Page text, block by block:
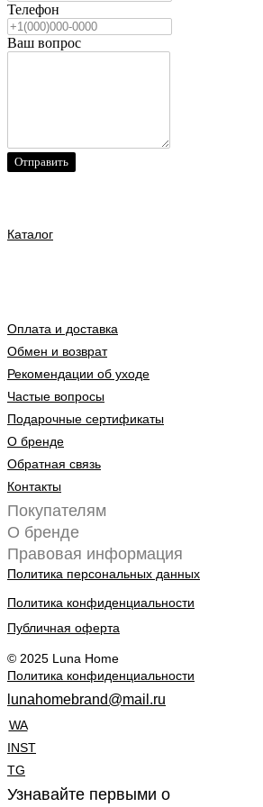
Каталог
Оплата и доставка
Обмен и возврат
Рекомендации об уходе
Частые вопросы
Подарочные сертификаты
О бренде
Обратная связь
Контакты
Покупателям
О бренде
Правовая информация
Политика персональных данных
Политика конфиденциальности
Публичная оферта
© 2025 Luna Home
Политика конфиденциальности
lunahomebrand@mail.ru
WA
INST
TG
Узнавайте первыми о
Телефон
Ваш вопрос
Отправить